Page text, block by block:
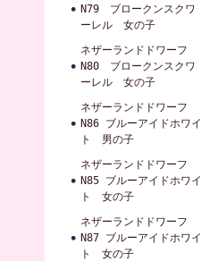
N79 ブロークンスクワ
ーレル 女の子
ネザーランドドワーフ
N80 ブロークンスクワ
ーレル 女の子
ネザーランドドワーフ
N86 ブルーアイドホワイ
ト 男の子
ネザーランドドワーフ
N85 ブルーアイドホワイ
ト 女の子
ネザーランドドワーフ
N87 ブルーアイドホワイ
ト 女の子